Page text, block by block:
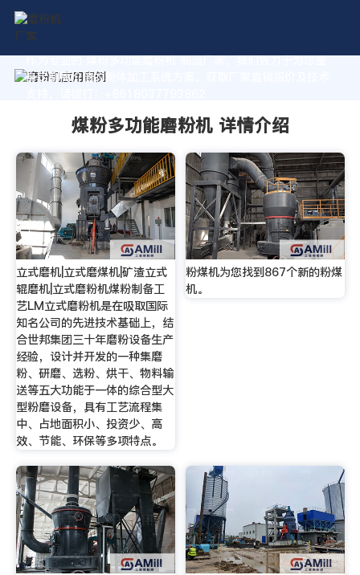
作为专业的 煤粉多功能磨粉机 制造厂家，我们致力于为您量
身定制高价值的粉体加工系统方案。获取厂家直销报价及技术
煤粉多功能磨粉机 详情介绍
立式磨机|立式磨煤机|矿渣立式
辊磨机|立式磨粉机煤粉制备工
艺LM立式磨粉机是在吸取国际
知名公司的先进技术基础上，结
合世邦集团三十年磨粉设备生产
经验，设计并开发的一种集磨
粉、研磨、选粉、烘干、物料输
送等五大功能于一体的综合型大
型粉磨设备，具有工艺流程集
中、占地面积小、投资少、高
效、节能、环保等多项特点。
粉煤机为您找到867个新的粉煤
机。